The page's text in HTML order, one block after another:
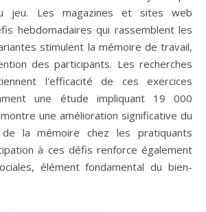
jeu. Les magazines et sites web
hebdomadaires qui rassemblent les
stimulent la mémoire de travail,
des participants. Les recherches
l'efficacité de ces exercices
une étude impliquant 19 000
une amélioration significative du
la mémoire chez les pratiquants
à ces défis renforce également
élément fondamental du bien-